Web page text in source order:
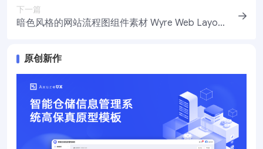
下一篇
暗色风格的网站流程图组件素材 Wyre Web Layout
原创新作